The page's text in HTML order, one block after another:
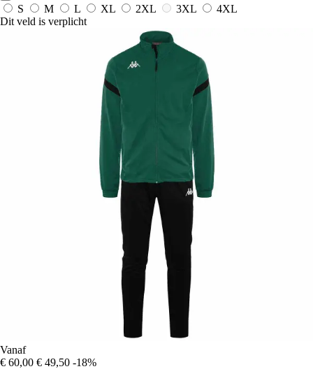
S
M L XL 2XL 3XL
4XL
Dit veld is verplicht
Vanaf
€ 60,00 € 49,50 -18%